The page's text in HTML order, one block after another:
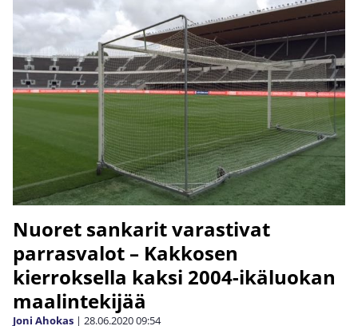
Nuoret sankarit varastivat
parrasvalot – Kakkosen
kierroksella kaksi 2004-ikäluokan
maalintekijää
Joni Ahokas | 28.06.202009:54